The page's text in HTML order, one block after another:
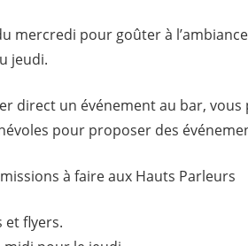
pour goûter à l’ambiance
jeudi.
direct un événement au bar, vous
pour proposer des
à faire aux Hauts Parleurs
et flyers.